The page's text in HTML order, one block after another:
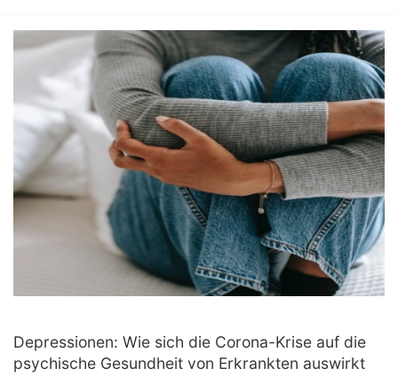
Depressionen: Wie sich die Corona-Krise auf die
psychische Gesundheit von Erkrankten auswirkt